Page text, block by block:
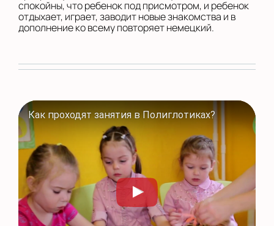
спокойны, что ребенок под присмотром, и ребенок
отдыхает, играет, заводит новые знакомства и в
дополнение ко всему повторяет немецкий.
Как проходят занятия в Полиглотиках?